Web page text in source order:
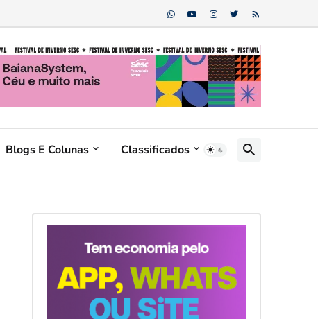
Blogs E Colunas Classificados